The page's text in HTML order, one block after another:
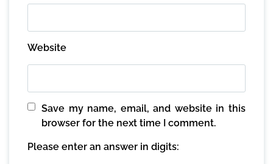
Website
Save my name, email, and website in this
browser for the next time I comment.
Please enter an answer in digits: